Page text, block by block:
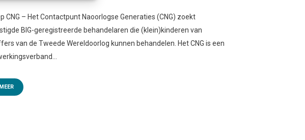
CNG – Het Contactpunt Naoorlogse Generaties (CNG) zoekt
BIG-geregistreerde behandelaren die (klein)kinderen van
van de Tweede Wereldoorlog kunnen behandelen. Het CNG is een